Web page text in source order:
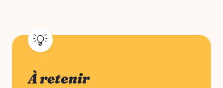
À retenir